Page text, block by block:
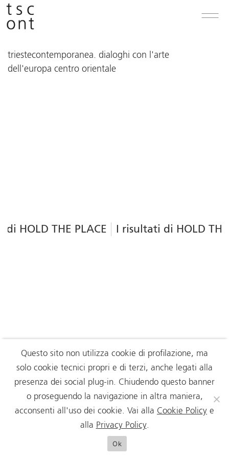
triestecontemporanea. dialoghi con l'arte
dell'europa centro orientale
HOLD THE PLACE I risultati di HOLD
Questo sito non utilizza cookie di profilazione, ma
solo cookie tecnici propri e di terzi, anche legati alla
presenza dei social plug-in. Chiudendo questo banner
o proseguendo la navigazione in altra maniera,
acconsenti all'uso dei cookie. Vai alla Cookie Policy e
alla Privacy Policy.
Ok